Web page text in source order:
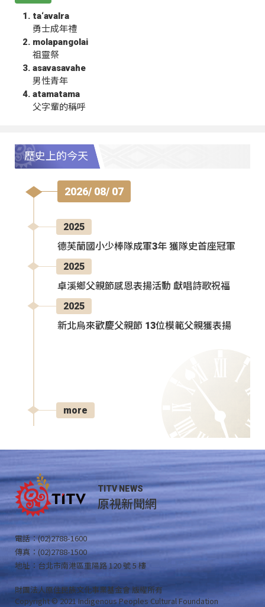
ta‘avalra
勇士成年禮
molapangolai
祖靈祭
asavasavahe
男性青年
atamatama
父字輩的稱呼
歷史上的今天
2026/ 08/ 07
2025
德芙蘭國小少棒隊成軍3年 獲隊史首座冠軍
2025
卓溪鄉父親節感恩表揚活動 獻唱詩歌祝福
2025
新北烏來歡慶父親節 13位模範父親獲表揚
more
TITV NEWS
原視新聞網
電話：(02)2788-1600
傳真：(02)2788-1500
地址：台北市南港區重陽路 120 號 5 樓
財團法人原住民族文化事業基金會 版權所有
Copyright © 2021 Indigenous Peoples Cultural Foundation